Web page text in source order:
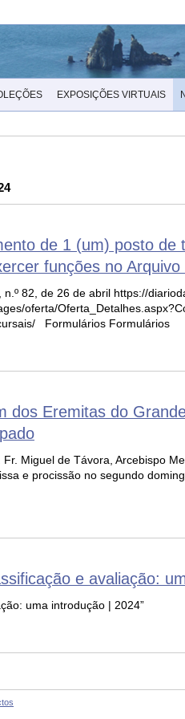
EXPOSIÇÕES VIRTUAIS
de 1 (um) posto
funções no Arquivo
82, de 26 de abril https://
oferta/
Formulários Formulários
Eremitas do
Miguel de Távora, Arcebispo
e procissão no segundo
e avaliação:
uma introdução | 2024”